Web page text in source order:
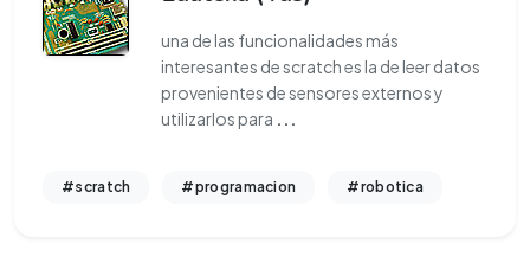
una de las funcionalidades más
interesantes de scratch es la de leer datos
provenientes de sensores externos y
utilizarlos para ...
#scratch #programacion #robotica